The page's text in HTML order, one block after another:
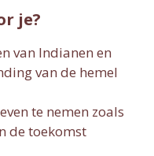
je?
van Indianen en
van de hemel
te nemen zoals
de toekomst